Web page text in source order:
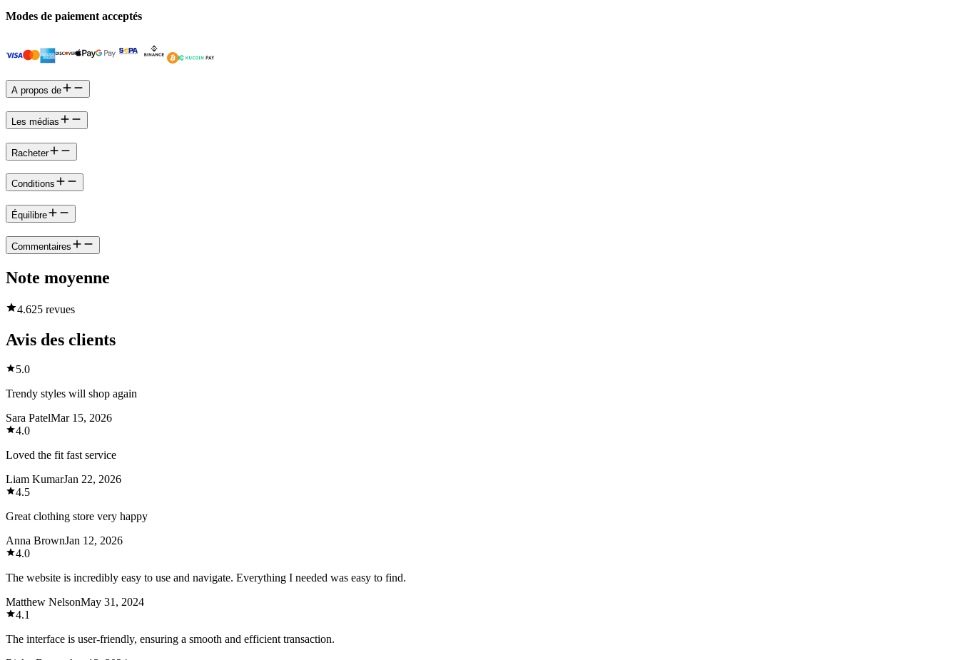
Modes de paiement acceptés
A propos de
Les médias
Racheter
Conditions
Équilibre
Commentaires
Note moyenne
4.625 revues
Avis des clients
5.0
Trendy styles will shop again
Sara PatelMar 15, 2026
4.0
Loved the fit fast service
Liam KumarJan 22, 2026
4.5
Great clothing store very happy
Anna BrownJan 12, 2026
4.0
The website is incredibly easy to use and navigate. Everything I needed was easy to find.
Matthew NelsonMay 31, 2024
4.1
The interface is user-friendly, ensuring a smooth and efficient transaction.